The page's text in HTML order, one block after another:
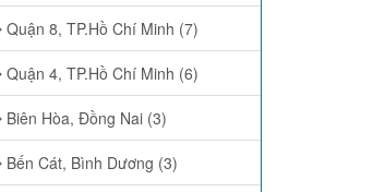
Quận 8, TP.Hồ Chí Minh (7)
Quận 4, TP.Hồ Chí Minh (6)
Biên Hòa, Đồng Nai (3)
Bến Cát, Bình Dương (3)